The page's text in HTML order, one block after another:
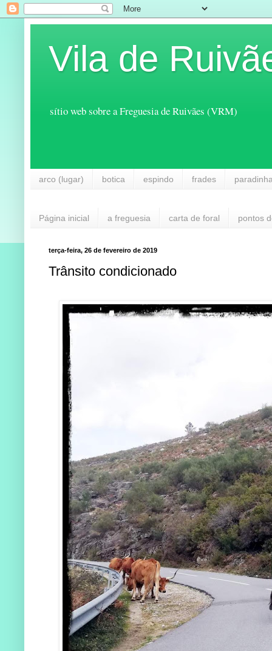
Vila de
sítio web sobre a Freguesia de Ruivães (VRM)
arco (lugar) botica espindo frades
Página inicial a freguesia carta de foral pontos
terça-feira, 26 de fevereiro de 2019
Trânsito condicionado